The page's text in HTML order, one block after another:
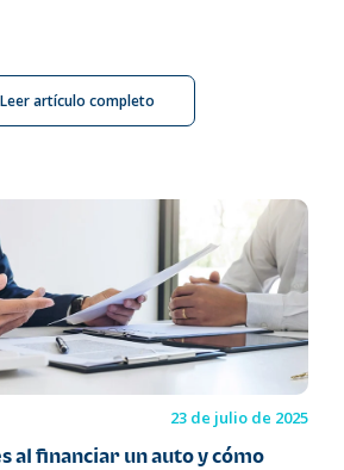
Leer artículo completo
23 de julio de 2025
al financiar un auto y cómo